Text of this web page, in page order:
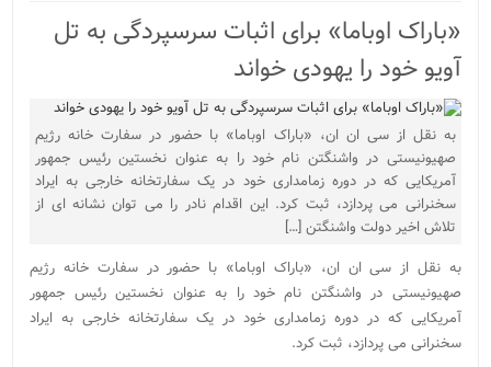
«باراک اوباما» برای اثبات سرسپردگی به تل
آویو خود را یهودی خواند
به نقل از سی ان ان، «باراک اوباما» با حضور در سفارت خانه رژیم
صهیونیستی در واشنگتن نام خود را به عنوان نخستین رئیس جمهور
آمریکایی که در دوره زمامداری خود در یک سفارتخانه خارجی به ایراد
سخنرانی می پردازد، ثبت کرد. این اقدام نادر را می توان نشانه ای از
تلاش اخیر دولت واشنگتن […]
به نقل از سی ان ان، «باراک اوباما» با حضور در سفارت خانه رژیم
صهیونیستی در واشنگتن نام خود را به عنوان نخستین رئیس جمهور
آمریکایی که در دوره زمامداری خود در یک سفارتخانه خارجی به ایراد
سخنرانی می پردازد، ثبت کرد.